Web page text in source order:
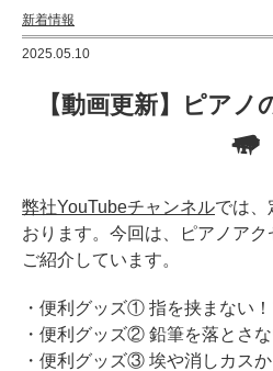
スタインウェイについて
アップライトピアノ
BECHSTEIN
ベヒシュタイングランドピアノ
ベヒシュタインアップライトピア
ホフマングランドピアノ
ホフマンアップライトピアノ
新着情報
2025.05.10
【動画更新】ピア
弊社YouTubeチャンネルでは、
おります。今回は、ピアノア
ご紹介しています。
・便利グッズ① 指を挟まない
・便利グッズ② 鉛筆を落とさ
・便利グッズ③ 埃や消しカス